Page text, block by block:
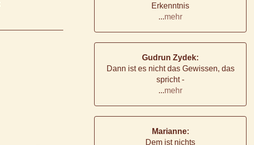
Erkenntnis
...mehr
Gudrun Zydek:
Dann ist es nicht das Gewissen, das
spricht -
...mehr
Marianne:
Dem ist nichts